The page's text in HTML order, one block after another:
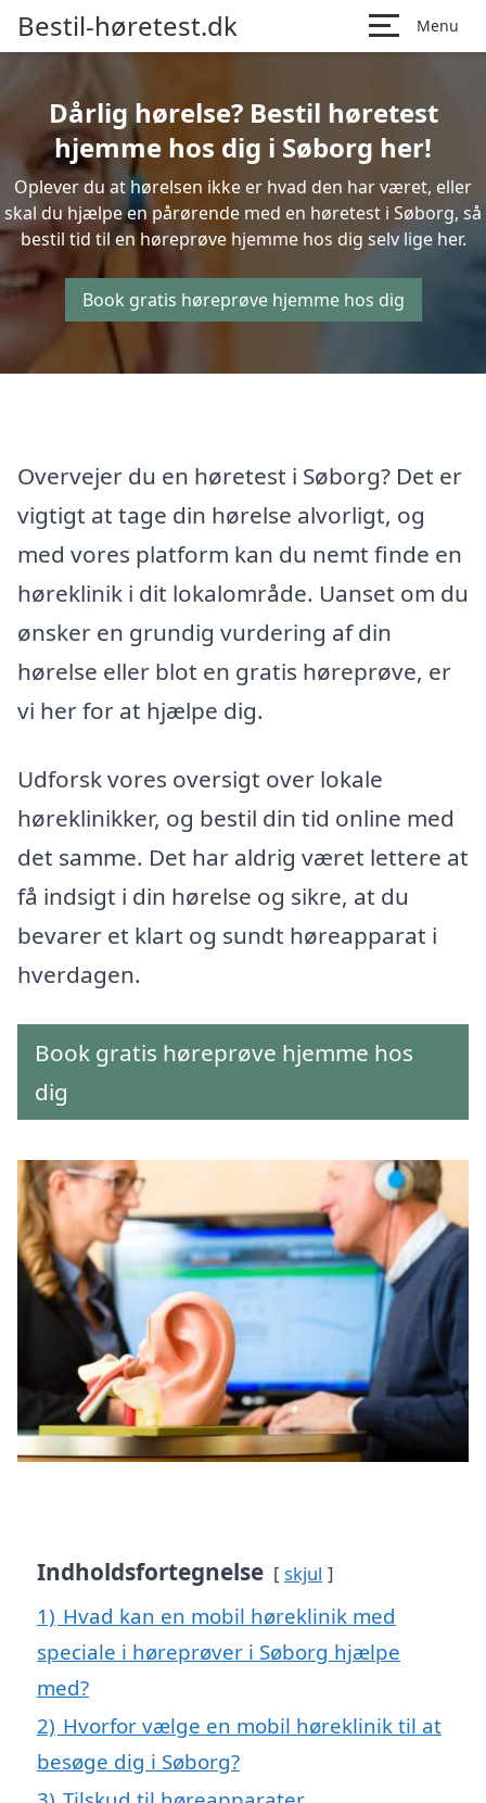
Bestil-høretest.dk Menu
Dårlig hørelse? Bestil høretest
hjemme hos dig i Søborg her!
Oplever du at hørelsen ikke er hvad den har været, eller
skal du hjælpe en pårørende med en høretest i Søborg, så
bestil tid til en høreprøve hjemme hos dig selv lige her.
Book gratis høreprøve hjemme hos dig
Overvejer du en høretest i Søborg? Det er
vigtigt at tage din hørelse alvorligt, og
med vores platform kan du nemt finde en
høreklinik i dit lokalområde. Uanset om du
ønsker en grundig vurdering af din
hørelse eller blot en gratis høreprøve, er
vi her for at hjælpe dig.
Udforsk vores oversigt over lokale
høreklinikker, og bestil din tid online med
det samme. Det har aldrig været lettere at
få indsigt i din hørelse og sikre, at du
bevarer et klart og sundt høreapparat i
hverdagen.
Book gratis høreprøve hjemme hos
dig
Indholdsfortegnelse skjul
1) Hvad kan en mobil høreklinik med
speciale i høreprøver i Søborg hjælpe
med?
2) Hvorfor vælge en mobil høreklinik til at
besøge dig i Søborg?